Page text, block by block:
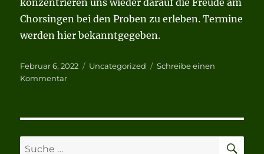
konzentrieren uns wieder darauf die Freude am
Chorsingen bei den Proben zu erleben. Termine
werden hier bekanntgegeben.
Veröffentlicht
am
Februar 6, 2022 Kategorien
Uncategorized
Schreibe einen
Kommentarzu
Suche